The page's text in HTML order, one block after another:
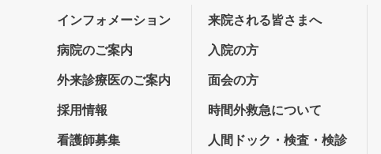
インフォメーション
病院のご案内
外来診療医のご案内
採用情報
看護師募集
来院される皆さまへ
入院の方
面会の方
時間外救急について
人間ドック・検査・検診